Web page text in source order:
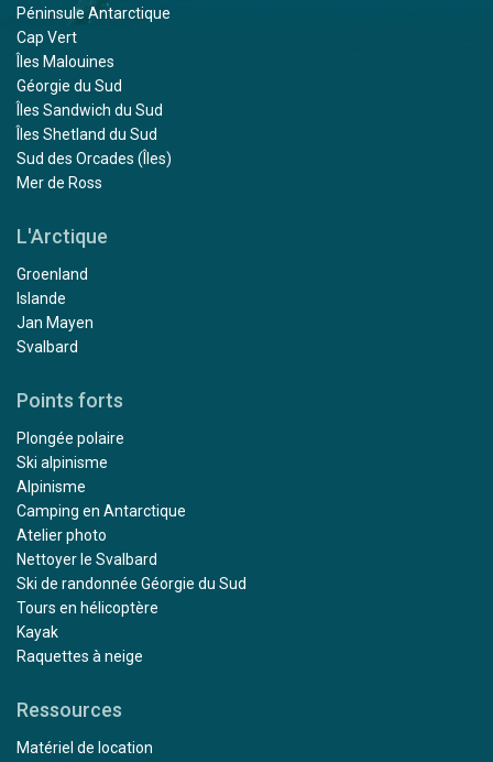
Péninsule Antarctique
Cap Vert
Îles Malouines
Géorgie du Sud
Îles Sandwich du Sud
Îles Shetland du Sud
Sud des Orcades (Îles)
Mer de Ross
L'Arctique
Groenland
Islande
Jan Mayen
Svalbard
Points forts
Plongée polaire
Ski alpinisme
Alpinisme
Camping en Antarctique
Atelier photo
Nettoyer le Svalbard
Ski de randonnée Géorgie du Sud
Tours en hélicoptère
Kayak
Raquettes à neige
Ressources
Matériel de location